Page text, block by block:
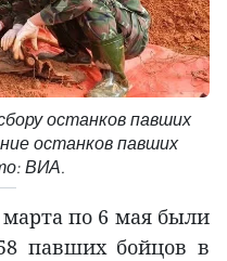
останков павших
останков павших
ВИА.
по 6 мая были
павших бойцов в